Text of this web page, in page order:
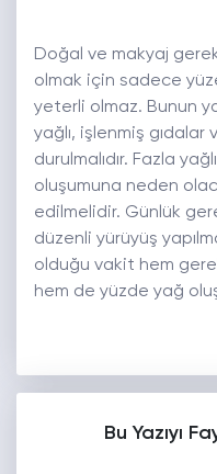
Doğal ve makyaj
olmak için sadece
yeterli olmaz. Bunun
yağlı, işlenmiş
durulmalıdır. Fazla
oluşumuna neden
edilmelidir. Günlük
düzenli yürüyüş
olduğu vakit hem
hem de yüzde yağ
Bu Yazıyı